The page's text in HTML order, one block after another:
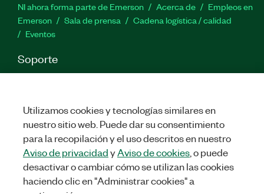
NI ahora forma parte de Emerson Acerca de
Empleos en
Emerson
Sala de prensa
Cadena logística / calidad
Eventos
Soporte
Descargas Documentación de productos
Foros de
TwitterFacebook
LinkedIn
©NATIONAL INSTRUMENTS CORP. TODOS LOS DERECHOS
Utilizamos cookies y tecnologías similares en
nuestro sitio web. Puede dar su consentimiento
para la recopilación y el uso descritos en nuestro
Aviso de privacidadyAviso de cookies, o puede
desactivar o cambiar cómo se utilizan las cookies
haciendo clic en "Administrar cookies" a